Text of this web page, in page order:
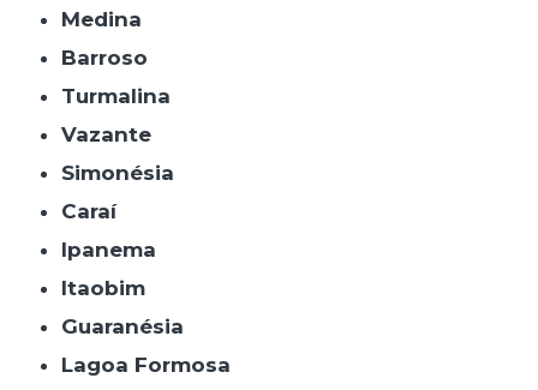
Medina
Barroso
Turmalina
Vazante
Simonésia
Caraí
Ipanema
Itaobim
Guaranésia
Lagoa Formosa